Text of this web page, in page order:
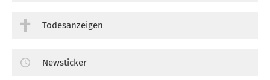
Todesanzeigen
Newsticker